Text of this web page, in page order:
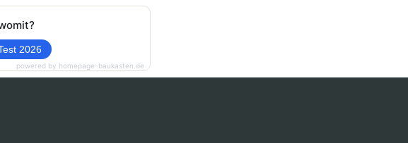
2026
powered by homepage-baukasten.de